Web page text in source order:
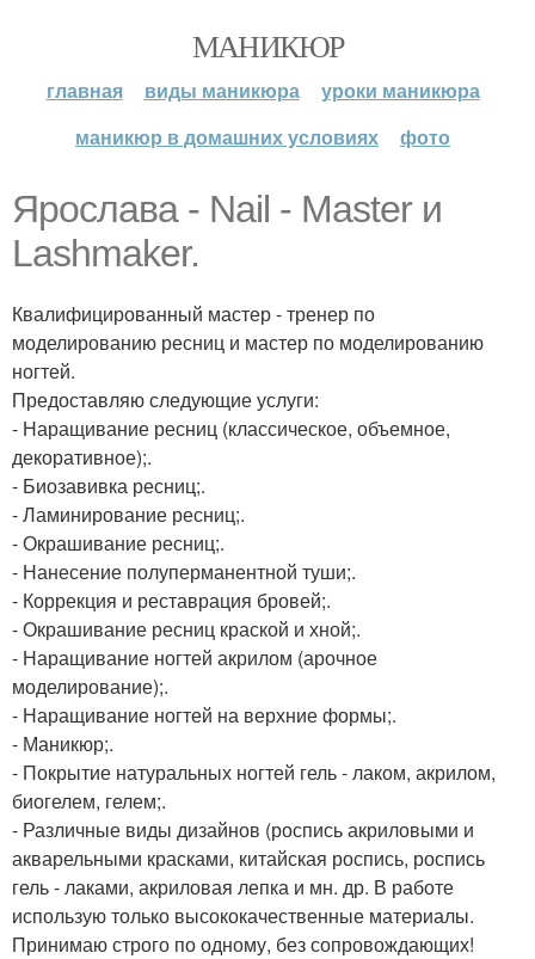
МАНИКЮР
главная виды маникюра
уроки маникюра
маникюр в домашних условиях
фото
Ярослава - Nail - Master и
Lashmaker.
Квалифицированный мастер - тренер по
моделированию ресниц и мастер по моделированию
ногтей.
Предоставляю следующие услуги:
- Наращивание ресниц (классическое, объемное,
декоративное);.
- Биозавивка ресниц;.
- Ламинирование ресниц;.
- Окрашивание ресниц;.
- Нанесение полуперманентной туши;.
- Коррекция и реставрация бровей;.
- Окрашивание ресниц краской и хной;.
- Наращивание ногтей акрилом (арочное
моделирование);.
- Наращивание ногтей на верхние формы;.
- Маникюр;.
- Покрытие натуральных ногтей гель - лаком, акрилом,
биогелем, гелем;.
- Различные виды дизайнов (роспись акриловыми и
акварельными красками, китайская роспись, роспись
гель - лаками, акриловая лепка и мн. др. В работе
использую только высококачественные материалы.
Принимаю строго по одному, без сопровождающих!